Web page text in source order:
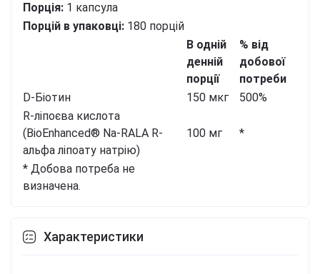
Порція: 1 капсула
Порцій в упаковці: 180 порцій
В одній
денній
порції
% від
добової
потреби
D-Біотин
150 мкг
500%
R-ліпоєва кислота
(BioEnhanced® Na-RALA R-
альфа ліпоату натрію)
100 мг *
* Добова потреба не
визначена.
Характеристики